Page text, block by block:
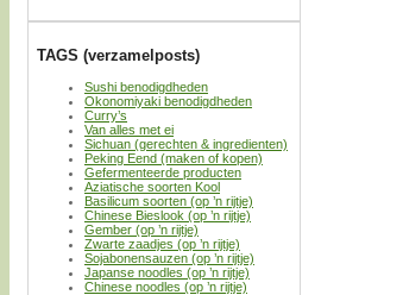
TAGS (verzamelposts)
Sushi benodigdheden
Okonomiyaki benodigdheden
Curry’s
Van alles met ei
Sichuan (gerechten & ingredienten)
Peking Eend (maken of kopen)
Gefermenteerde producten
Aziatische soorten Kool
Basilicum soorten (op ’n rijtje)
Chinese Bieslook (op ’n rijtje)
Gember (op ’n rijtje)
Zwarte zaadjes (op ’n rijtje)
Sojabonensauzen (op ’n rijtje)
Japanse noodles (op ’n rijtje)
Chinese noodles (op ’n rijtje)